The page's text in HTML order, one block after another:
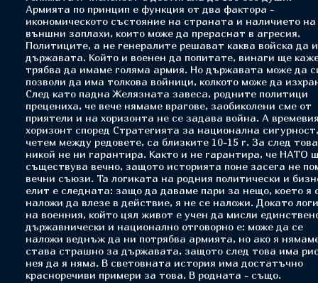
Армията по принцип е функция от два фактора -
икономическото състояние на страната и наличието на
външни заплахи, които може да прераснат в агресия.
Политиците, а не генералите решават каква войска да
държавата. Който и военен да попитате, винаги ще
трябва да имаме голяма армия. Но държавата може да
позволи да има толкова войници, колкото може да
След като падна Желязната завеса, родните политици
прецениха, че вече нямаме врагове, заобиколени сме от
приятели и на хоризонта не се задава война. А
хоризонт според Стратегията за национална
четем между редовете, са близките 10-15 г. За след това
никой не ни гарантира. Както и не гарантира, че НАТО
съществува вечно, защото историята поне засега не
вечни съюзи. Та логиката на родния политически и
елит е следната: защо да даваме пари за нещо, което я
наложи да влезе в действие, я не се наложи. Докато
на военния, който цял живот е учен да мисли
държавнически и национално отговорно е: може да се
наложи веднъж да ни потрябва армията, но ако я
става страшно за държавата, защото след това има
нея да я няма. В световната история има достатъчно
красноречиви примери за това. В родната - също.